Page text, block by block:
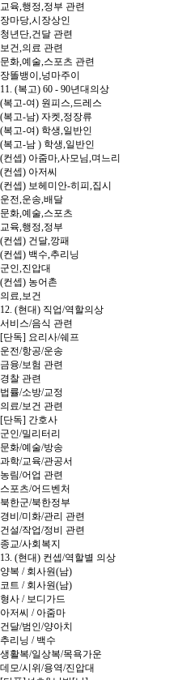
교육,행정,정부 관련
장마당,시장상인
청년단,건달 관련
보건,의료 관련
문화,예술,스포츠 관련
장똘뱅이,넝마주이
11. (복고) 60 - 90년대의상
(복고-여) 원피스,드레스
(복고-남) 자켓,정장류
(복고-여) 학생,일반인
(복고-남 ) 학생,일반인
(컨셉) 아줌마,사모님,며느리
(컨셉) 아저씨
(컨셉) 보헤미안-히피,집시
운전,운송,배달
문화,예술,스포츠
교육,행정,정부
(컨셉) 건달,깡패
(컨셉) 백수,추리닝
군인,진압대
(컨셉) 농어촌
의료,보건
12. (현대) 직업/역할의상
서비스/음식 관련
[단독] 요리사/쉐프
운전/항공/운송
금융/보험 관련
경찰 관련
법률/소방/교정
의료/보건 관련
[단독] 간호사
군인/밀리터리
문화/예술/방송
과학/교육/관공서
농림/어업 관련
스포츠/어드벤처
북한군/북한정부
경비/미화/관리 관련
건설/작업/정비 관련
종교/사회복지
13. (현대) 컨셉/역할별 의상
양복 / 회사원(남)
코트 / 회사원(남)
형사 / 보디가드
아저씨 / 아줌마
건달/범인/양아치
추리닝 / 백수
생활복/일상복/목욕가운
데모/시위/용역/진압대